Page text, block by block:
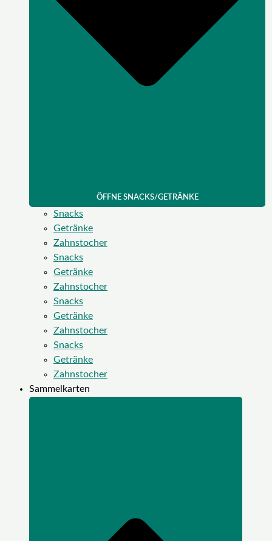
ÖFFNE SNACKS/GETRÄNKE
Snacks
Getränke
Zahnstocher
Snacks
Getränke
Zahnstocher
Snacks
Getränke
Zahnstocher
Snacks
Getränke
Zahnstocher
Sammelkarten